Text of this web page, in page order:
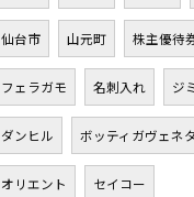
仙台市 山元町 株主優待
フェラガモ 名刺入れ ジ
ダンヒル ボッティガヴェネタ
オリエント セイコー